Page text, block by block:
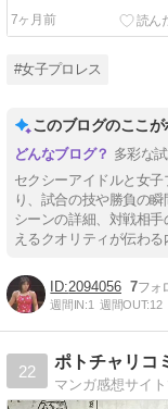
7ヶ月前
#女子プロレス
このブログのここが
多彩な
セクシーアイドルと女
り、試合の技や勝負の
シーンの詳細、対戦相
えるクオリティが伝わる
2094056 7
週間IN:1 週間OUT:12
22
ポトチャリコ